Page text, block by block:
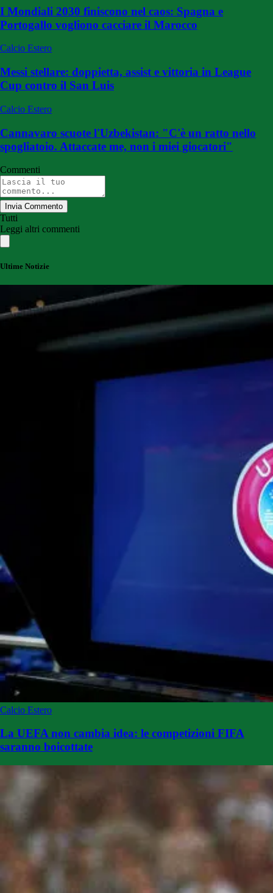
I Mondiali 2030 finiscono nel caos: Spagna e
Portogallo vogliono cacciare il Marocco
Calcio Estero
Messi stellare: doppietta, assist e vittoria in League
Cup contro il San Luis
Calcio Estero
Cannavaro scuote l'Uzbekistan: "C'è un ratto nello
spogliatoio. Attaccate me, non i miei giocatori"
Commenti
Invia Commento
Tutti
Leggi altri commenti
Ultime Notizie
Calcio Estero
La UEFA non cambia idea: le competizioni FIFA
saranno boicottate